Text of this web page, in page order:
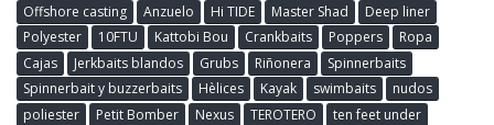
Offshore casting
Anzuelo Hi TIDE Master Shad
Deep liner
Polyester
10FTU Kattobi Bou Crankbaits Poppers
Ropa
Cajas
Jerkbaits blandos Grubs Riñonera
Spinnerbaits
Spinnerbait y buzzerbaits
Hèlices Kayak swimbaits
nudos
poliester
Petit Bomber Nexus TEROTERO
ten feet under